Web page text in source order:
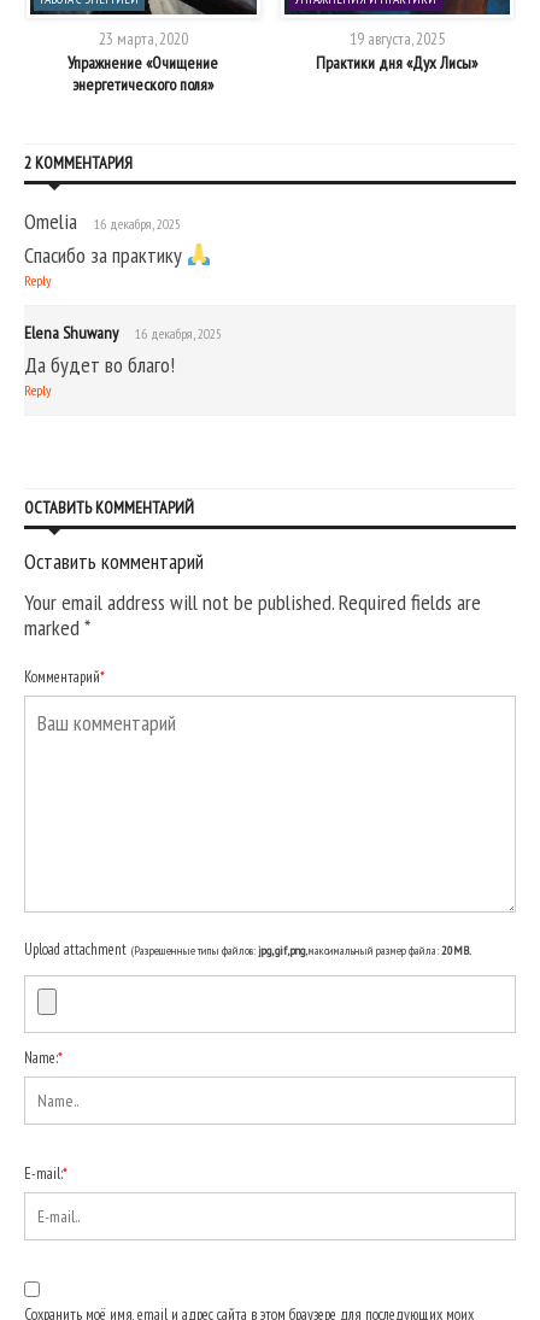
23 марта, 2020
Упражнение «Очищение
энергетического поля»
19 августа, 2025
Практики дня «Дух Лисы»
2 КОММЕНТАРИЯ
Omelia 16 декабря, 2025
Спасибо за практику
Reply
Elena Shuwany 16 декабря, 2025
Да будет во благо!
Reply
ОСТАВИТЬ КОММЕНТАРИЙ
Оставить комментарий
Your email address will not be published. Required fields are
marked*
Комментарий*
Upload attachment (Разрешенные типы файлов:jpg, gif, png, максимальный размер файла:20MB.
Name:*
E-mail:*
Сохранить моё имя, email и адрес сайта в этом браузере для последующих моих